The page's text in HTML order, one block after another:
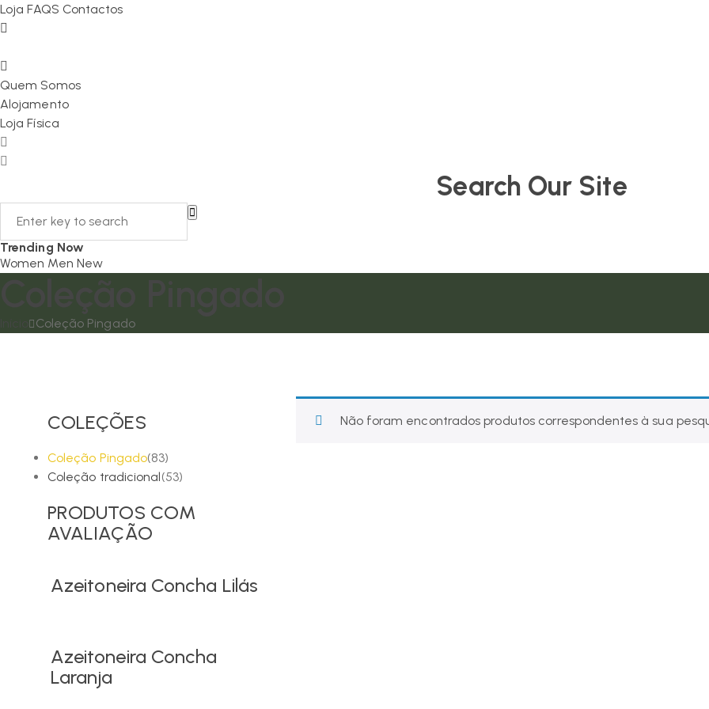
Loja FAQS Contactos
Quem Somos
Alojamento
Loja Física
Search Our Site
Trending Now
Women Men New
Coleção Pingado
COLEÇÕES
Coleção Pingado(83)
Coleção tradicional(53)
PRODUTOS COM
AVALIAÇÃO
Azeitoneira Concha Lilás
Azeitoneira Concha
Laranja
Não foram encontrados produtos correspondentes à sua